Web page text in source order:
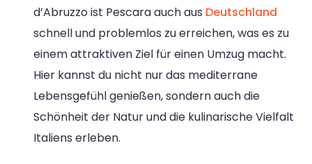
d’Abruzzo ist Pescara auch aus Deutschland
schnell und problemlos zu erreichen, was es zu
einem attraktiven Ziel für einen Umzug macht.
Hier kannst du nicht nur das mediterrane
Lebensgefühl genießen, sondern auch die
Schönheit der Natur und die kulinarische Vielfalt
Italiens erleben.